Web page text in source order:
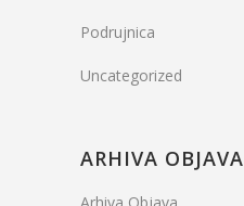
Podrujnica
Uncategorized
ARHIVA OBJAVA
Arhiva Objava